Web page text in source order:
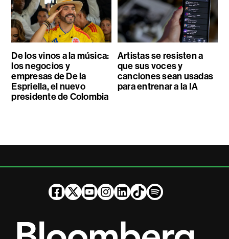
De los vinos a la música:
los negocios y
empresas de De la
Espriella, el nuevo
presidente de Colombia
Artistas se resisten a
que sus voces y
canciones sean usadas
para entrenar a la IA